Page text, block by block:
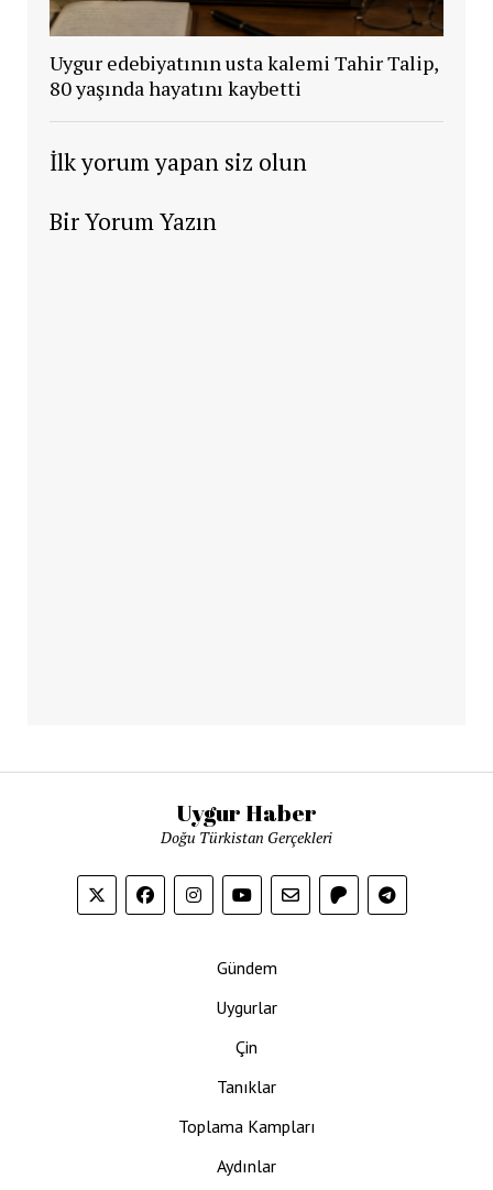
Uygur edebiyatının usta kalemi Tahir Talip,
80 yaşında hayatını kaybetti
İlk yorum yapan siz olun
Bir Yorum Yazın
Uygur Haber
Doğu Türkistan Gerçekleri
Gündem
Uygurlar
Çin
Tanıklar
Toplama Kampları
Aydınlar